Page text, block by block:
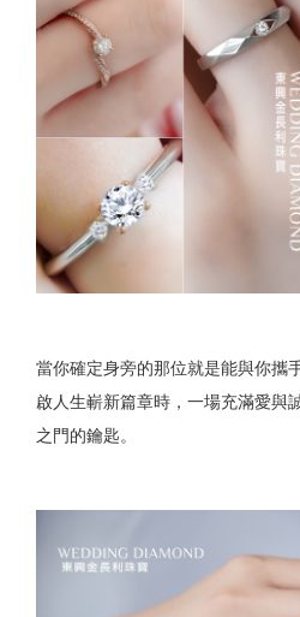
當你確定身旁的那位就是能與你攜
啟人生嶄新篇章時，一場充滿愛與
之門的鑰匙。